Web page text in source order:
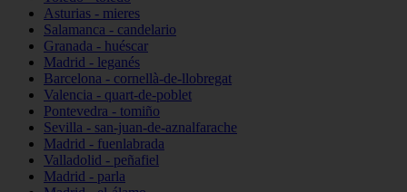
Asturias - mieres
Salamanca - candelario
Granada - huéscar
Madrid - leganés
Barcelona - cornellà-de-llobregat
Valencia - quart-de-poblet
Pontevedra - tomiño
Sevilla - san-juan-de-aznalfarache
Madrid - fuenlabrada
Valladolid - peñafiel
Madrid - parla